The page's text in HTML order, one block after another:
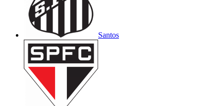
Santos